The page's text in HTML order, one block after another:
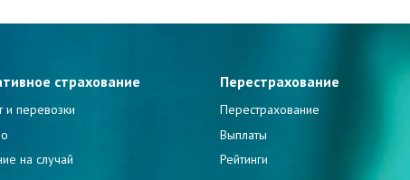
страхование
и перевозки
на случай
Перестрахование
Перестрахование
Выплаты
Рейтинги